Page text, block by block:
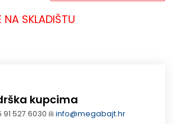
NA SKLADIŠTU
kupcima
91 527 6030 iliinfo@megabajt.hr